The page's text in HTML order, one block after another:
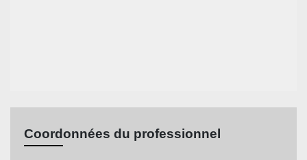
Coordonnées du professionnel